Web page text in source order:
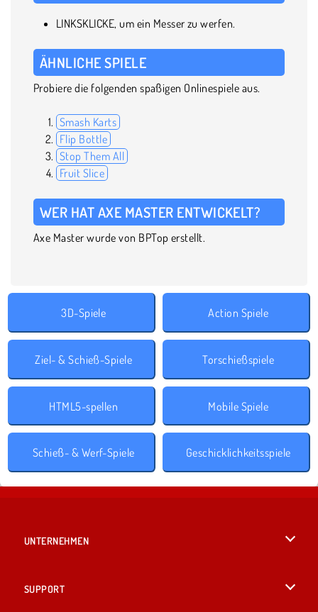
LINKSKLICKE, um ein Messer zu werfen.
ÄHNLICHE SPIELE
Probiere die folgenden spaßigen Onlinespiele aus.
Smash Karts
Flip Bottle
Stop Them All
Fruit Slice
WER HAT AXE MASTER ENTWICKELT?
Axe Master wurde von BPTop erstellt.
3D-Spiele Action Spiele
Ziel- & Schieß-Spiele Torschießspiele
HTML5-spellen Mobile Spiele
Schieß- & Werf-Spiele Geschicklichkeitsspiele
UNTERNEHMEN
SUPPORT